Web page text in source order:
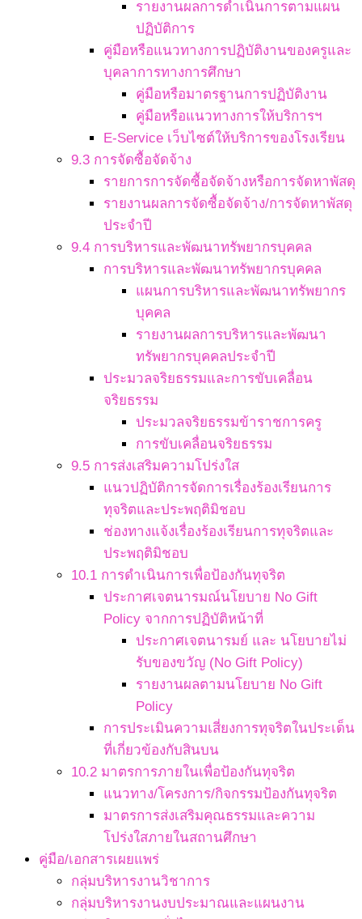
รายงานผลการดำเนินการตามแผน
ปฏิบัติการ
คู่มือหรือแนวทางการปฏิบัติงานของครูและ
บุคลาการทางการศึกษา
คู่มือหรือมาตรฐานการปฏิบัติงาน
คู่มือหรือแนวทางการให้บริการฯ
E-Service เว็บไซต์ให้บริการของโรงเรียน
9.3 การจัดซื้อจัดจ้าง
รายการการจัดซื้อจัดจ้างหรือการจัดหาพัสดุ
รายงานผลการจัดซื้อจัดจ้าง/การจัดหาพัสดุ
ประจำปี
9.4 การบริหารและพัฒนาทรัพยากรบุคคล
การบริหารและพัฒนาทรัพยากรบุคคล
แผนการบริหารและพัฒนาทรัพยากร
บุคคล
รายงานผลการบริหารและพัฒนา
ทรัพยากรบุคคลประจำปี
ประมวลจริยธรรมและการขับเคลื่อน
จริยธรรม
ประมวลจริยธรรมข้าราชการครู
การขับเคลื่อนจริยธรรม
9.5 การส่งเสริมความโปร่งใส
แนวปฏิบัติการจัดการเรื่องร้องเรียนการ
ทุจริตและประพฤติมิชอบ
ช่องทางแจ้งเรื่องร้องเรียนการทุจริตและ
ประพฤติมิชอบ
10.1 การดำเนินการเพื่อป้องกันทุจริต
ประกาศเจตนารมณ์นโยบาย No Gift
Policy จากการปฏิบัติหน้าที่
ประกาศเจตนารมย์ และ นโยบายไม่
รับของขวัญ (No Gift Policy)
รายงานผลตามนโยบาย No Gift
Policy
การประเมินความเสี่ยงการทุจริตในประเด็น
ที่เกี่ยวข้องกับสินบน
10.2 มาตรการภายในเพื่อป้องกันทุจริต
แนวทาง/โครงการ/กิจกรรมป้องกันทุจริต
มาตรการส่งเสริมคุณธรรมและความ
โปร่งใสภายในสถานศึกษา
คู่มือ/เอกสารเผยแพร่
กลุ่มบริหารงานวิชาการ
กลุ่มบริหารงานงบประมาณและแผนงาน